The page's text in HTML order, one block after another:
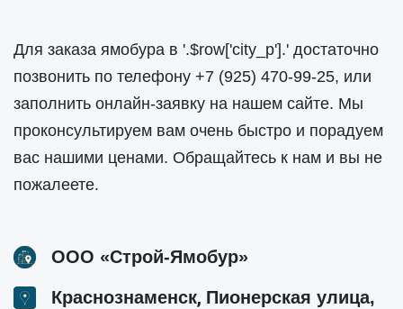
Для заказа ямобура в '.$row['city_p'].' достаточно
позвонить по телефону +7 (925) 470-99-25, или
заполнить онлайн-заявку на нашем сайте. Мы
проконсультируем вам очень быстро и порадуем
вас нашими ценами. Обращайтесь к нам и вы не
пожалеете.
ООО «Строй-Ямобур»
Краснознаменск, Пионерская улица,